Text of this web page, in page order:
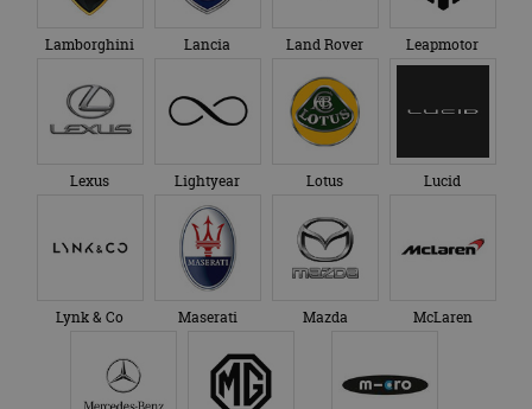
Lamborghini Lancia Land Rover Leapmotor
Lexus Lightyear Lotus Lucid
Lynk & Co Maserati Mazda McLaren